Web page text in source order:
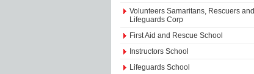
Volunteers Samaritans, Rescuers and
Lifeguards Corp
First Aid and Rescue School
Instructors School
Lifeguards School